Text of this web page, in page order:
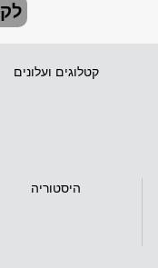
קטלוגים ועלונים
היסטוריה